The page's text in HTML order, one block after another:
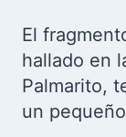
El
hallado en
Palmarito,
un